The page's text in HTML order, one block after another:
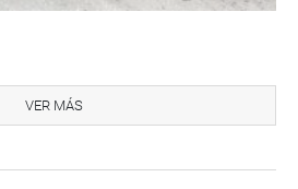
de la localidad para que sus
y se logre construir esta vía
VER MÁS